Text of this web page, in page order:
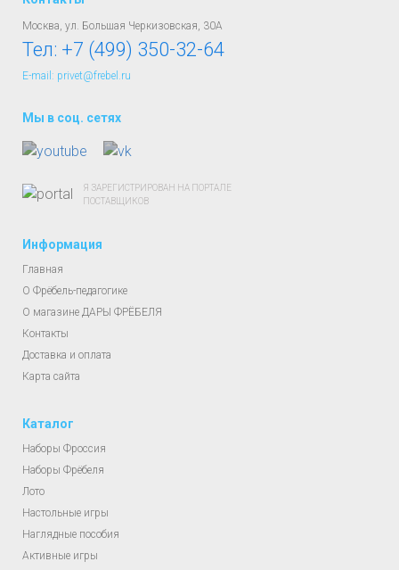
Москва, ул. Большая Черкизовская, 30А
Тел: +7 (499) 350-32-64
E-mail: privet@frebel.ru
Мы в соц. сетях
Я ЗАРЕГИСТРИРОВАН НА ПОРТАЛЕ
ПОСТАВЩИКОВ
Информация
Главная
О Фрёбель-педагогике
О магазине ДАРЫ ФРЁБЕЛЯ
Контакты
Доставка и оплата
Карта сайта
Каталог
Наборы Фроссия
Наборы Фрёбеля
Лото
Настольные игры
Наглядные пособия
Активные игры